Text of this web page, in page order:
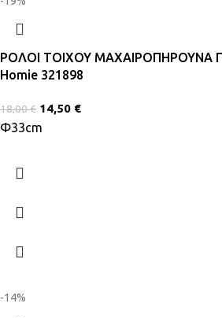
ΡΟΛΟΙ ΤΟΙΧΟΥ ΜΑΧΑΙΡΟΠΗΡΟΥΝΑ
Homie 321898
18,00€ 14,50 €
Φ33cm
-14%